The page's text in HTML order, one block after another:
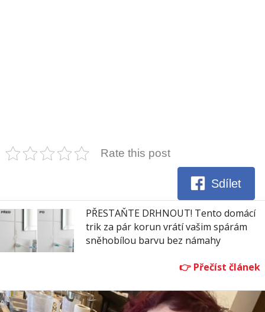
Rate this post
Sdílet
PŘESTAŇTE DRHNOUT! Tento domácí
trik za pár korun vrátí vašim spárám
sněhobílou barvu bez námahy